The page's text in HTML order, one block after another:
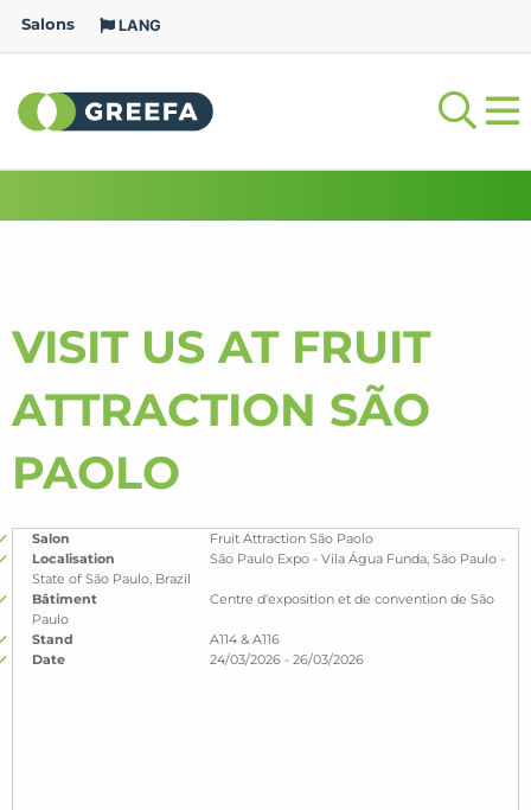
Salons LANG
VISIT US AT FRUIT
ATTRACTION SÃO
PAOLO
Salon
Fruit Attraction São Paolo
Localisation
São Paulo Expo - Vila Água Funda, São Paulo -
State of São Paulo, Brazil
Bâtiment
Centre d'exposition et de convention de São
Paulo
Stand
A114 & A116
Date
24/03/2026 - 26/03/2026